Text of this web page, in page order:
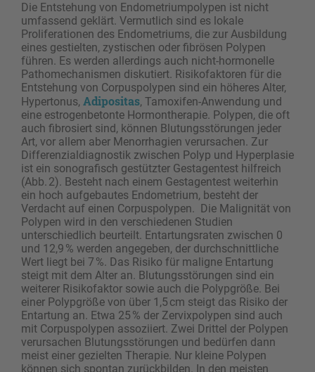
Die Entstehung von Endometriumpolypen ist nicht
umfassend geklärt. Vermutlich sind es lokale
Proliferationen des Endometriums, die zur Ausbildung
eines gestielten, zystischen oder fibrösen Polypen
führen. Es werden allerdings auch nicht-hormonelle
Pathomechanismen diskutiert. Risikofaktoren für die
Entstehung von Corpuspolypen sind ein höheres Alter,
Hypertonus, Adipositas, Tamoxifen-Anwendung und
eine estrogenbetonte Hormontherapie. Polypen, die oft
auch fibrosiert sind, können Blutungsstörungen jeder
Art, vor allem aber Menorrha­gien verursachen. Zur
Differenzialdiagnostik zwischen Polyp und Hyperplasie
ist ein sonografisch gestützter Gestagentest hilfreich
(Abb. 2). Besteht nach einem Gestagentest weiterhin
ein hoch aufgebautes Endometrium, besteht der
Verdacht auf einen Corpuspolypen. Die Malignität von
Polypen wird in den verschiedenen Studien
unterschiedlich beurteilt. Entartungsraten zwischen 0
und 12,9 % werden angegeben, der durchschnittliche
Wert liegt bei 7 %. Das Risiko für maligne Entartung
steigt mit dem Alter an. Blutungsstörungen sind ein
weiterer Risikofaktor sowie auch die Polypgröße. Bei
einer Polypgröße von über 1,5 cm steigt das Risiko der
Entartung an. Etwa 25 % der Zervixpolypen sind auch
mit Corpuspolypen assoziiert. Zwei Drittel der Polypen
verursachen Blutungsstörungen und bedürfen dann
meist einer gezielten Therapie. Nur kleine Polypen
können sich spontan zurückbilden. In den meisten